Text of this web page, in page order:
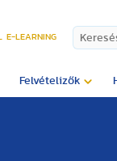
E-LEARNING
Felvételizők